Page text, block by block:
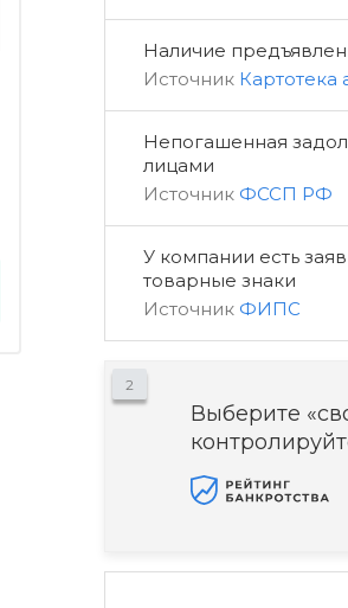
Наличие
Источник Картотека
Непогашенная
лицами
Источник ФССП РФ
У компании есть
товарные знаки
Источник ФИПС
2
Выберите